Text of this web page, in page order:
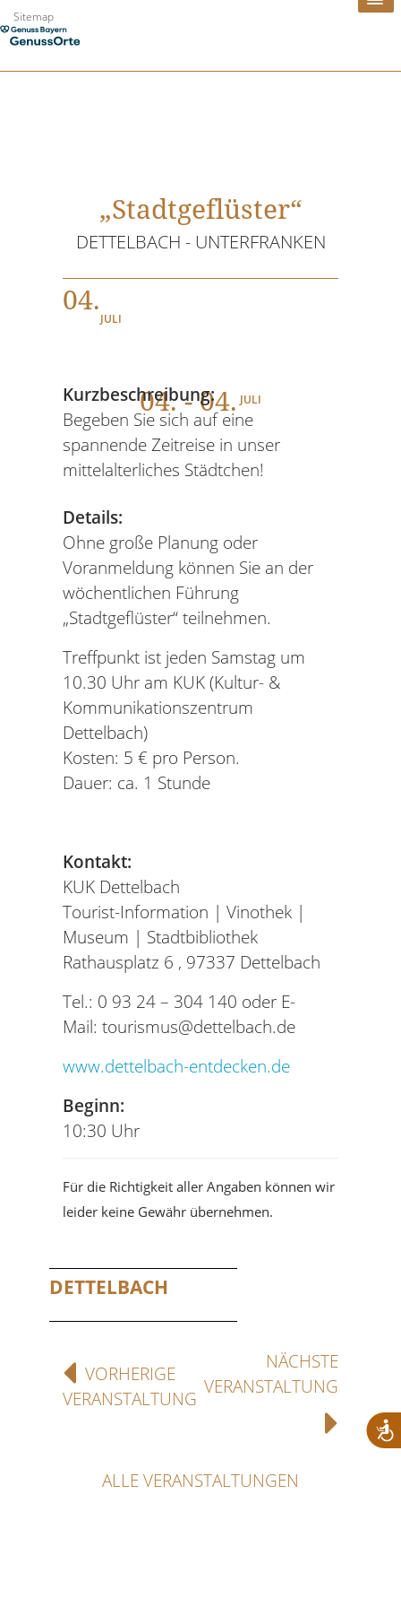
Zum
Inhalt
Sitemap
„Stadtgeflüster“
DETTELBACH - UNTERFRANKEN
04.
JULI
04. - 04. JULI
Kurzbeschreibung:
Begeben Sie sich auf eine
spannende Zeitreise in unser
mittelalterliches Städtchen!
Details:
Ohne große Planung oder
Voranmeldung können Sie an der
wöchentlichen Führung
„Stadtgeflüster“ teilnehmen.
Treffpunkt ist jeden Samstag um
10.30 Uhr am KUK (Kultur- &
Kommunikationszentrum
Dettelbach)
Kosten: 5 € pro Person.
Dauer: ca. 1 Stunde
Kontakt:
KUK Dettelbach
Tourist-Information | Vinothek |
Museum | Stadtbibliothek
Rathausplatz 6 , 97337 Dettelbach
Tel.: 0 93 24 – 304 140 oder E-
Mail: tourismus@dettelbach.de
www.dettelbach-entdecken.de
Beginn:
10:30 Uhr
Für die Richtigkeit aller Angaben können wir
leider keine Gewähr übernehmen.
DETTELBACH
VORHERIGE
VERANSTALTUNG
NÄCHSTE
VERANSTALTUNG
ALLE VERANSTALTUNGEN